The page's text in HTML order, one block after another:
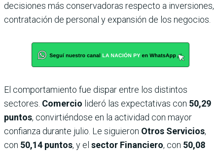
decisiones más conservadoras respecto a inversiones,
contratación de personal y expansión de los negocios.
El comportamiento fue dispar entre los distintos
sectores. Comercio lideró las expectativas con 50,29
puntos, convirtiéndose en la actividad con mayor
confianza durante julio. Le siguieron Otros Servicios,
con 50,14 puntos, y el sector Financiero, con 50,08